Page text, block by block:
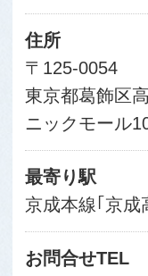
住所
〒125-0054
東京都葛飾区
ニックモール
最寄り駅
京成本線｢京成
お問合せTEL